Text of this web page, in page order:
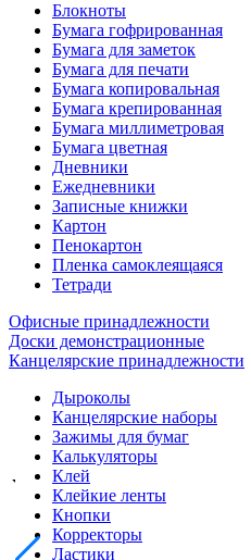
Блокноты
Бумага гофрированная
Бумага для заметок
Бумага для печати
Бумага копировальная
Бумага крепированная
Бумага миллиметровая
Бумага цветная
Дневники
Ежедневники
Записные книжки
Картон
Пенокартон
Пленка самоклеящаяся
Тетради
Офисные принадлежности
Доски демонстрационные
Канцелярские принадлежности
Дыроколы
Канцелярские наборы
Зажимы для бумаг
Калькуляторы
Клей
Клейкие ленты
Кнопки
Корректоры
Ластики